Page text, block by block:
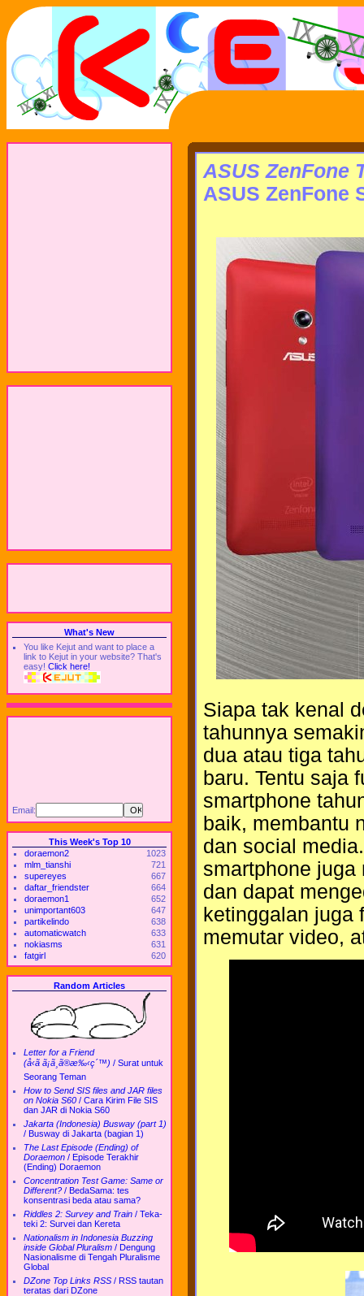
What's New
You like Kejut and want to place a
link to Kejut in your website? That's
easy! Click here!
Email:
This Week's Top 10
doraemon2
1023
mlm_tianshi
721
supereyes
667
daftar_friendster
664
doraemon1
652
unimportant603
647
partikelindo
638
automaticwatch
633
nokiasms
631
fatgirl
620
Random Articles
Letter for a Friend
(å‹ã ã¡ã¸ã®æ‰‹ç´™) / Surat untuk
Seorang Teman
How to Send SIS files and JAR files
on Nokia S60 / Cara Kirim File SIS
dan JAR di Nokia S60
Jakarta (Indonesia) Busway (part 1)
/ Busway di Jakarta (bagian 1)
The Last Episode (Ending) of
Doraemon / Episode Terakhir
(Ending) Doraemon
Concentration Test Game: Same or
Different? / BedaSama: tes
konsentrasi beda atau sama?
Riddles 2: Survey and Train / Teka-
teki 2: Survei dan Kereta
Nationalism in Indonesia Buzzing
inside Global Pluralism / Dengung
Nasionalisme di Tengah Pluralisme
Global
DZone Top Links RSS / RSS tautan
teratas dari DZone
ASUS ZenFone
ASUS ZenFone
Siapa tak kenal
tahunnya
dua atau tiga
baru. Tentu saja
smartphone
baik, membantu
dan social
smartphone
dan dapat
ketinggalan juga
memutar video,